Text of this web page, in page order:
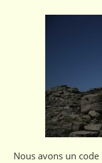
Nous avons un